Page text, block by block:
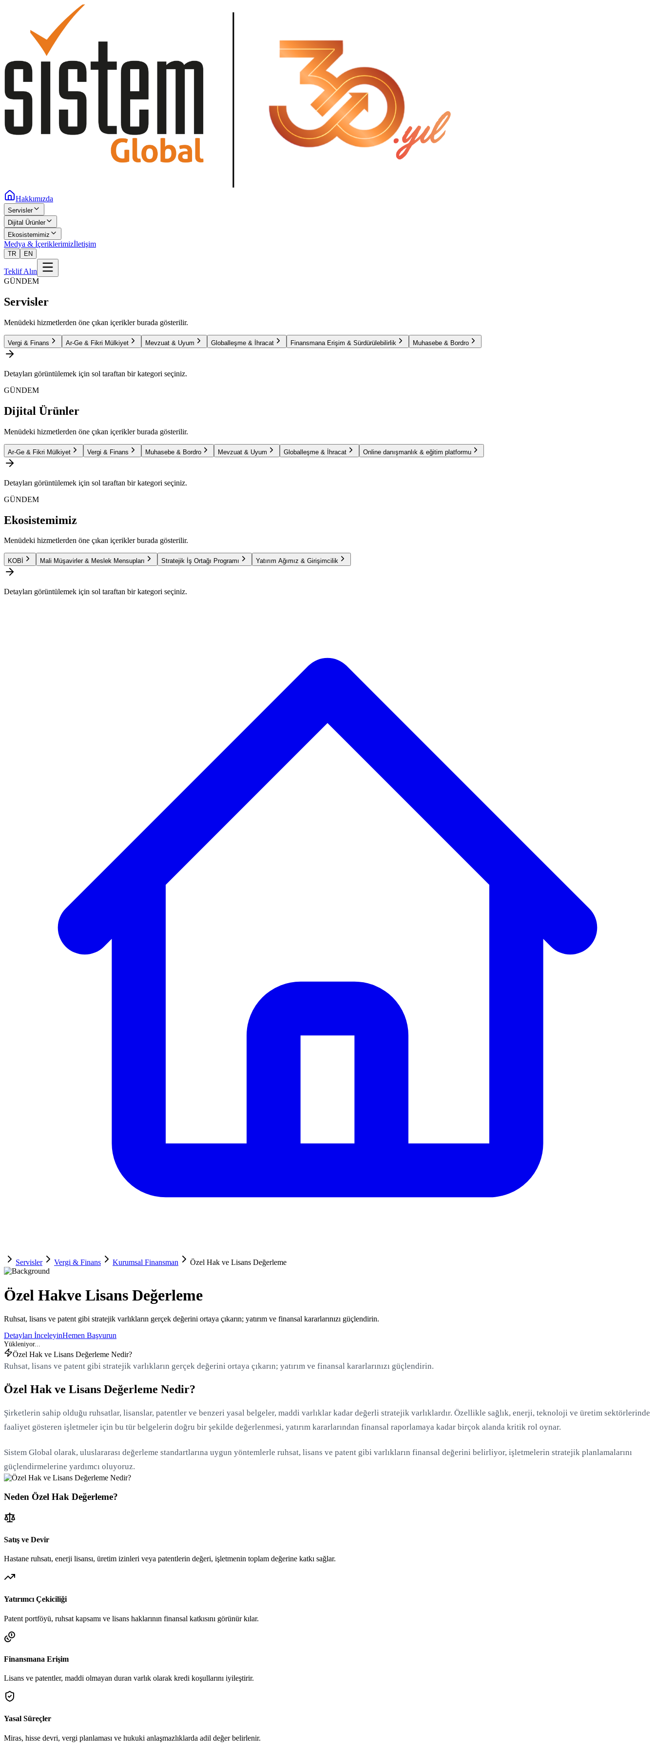
Hakkımızda
Servisler
Dijital Ürünler
Ekosistemimiz
Medya & İçeriklerimizİletişim
TR EN
Teklif Alın
GÜNDEM
Servisler
Menüdeki hizmetlerden öne çıkan içerikler burada gösterilir.
Vergi & Finans Ar-Ge & Fikri Mülkiyet Mevzuat & Uyum Globalleşme & İhracat Finansmana Erişim & Sürdürülebilirlik Muhasebe & Bordro
Detayları görüntülemek için sol taraftan bir kategori seçiniz.
GÜNDEM
Dijital Ürünler
Menüdeki hizmetlerden öne çıkan içerikler burada gösterilir.
Ar-Ge & Fikri Mülkiyet Vergi & Finans Muhasebe & Bordro Mevzuat & Uyum Globalleşme & İhracat Online danışmanlık & eğitim platformu
Detayları görüntülemek için sol taraftan bir kategori seçiniz.
GÜNDEM
Ekosistemimiz
Menüdeki hizmetlerden öne çıkan içerikler burada gösterilir.
KOBİ Mali Müşavirler & Meslek Mensupları Stratejik İş Ortağı Programı Yatırım Ağımız & Girişimcilik
Detayları görüntülemek için sol taraftan bir kategori seçiniz.
Servisler Vergi & Finans Kurumsal Finansman Özel Hak ve Lisans Değerleme
Özel Hakve Lisans Değerleme
Ruhsat, lisans ve patent gibi stratejik varlıkların gerçek değerini ortaya çıkarın; yatırım ve finansal kararlarınızı güçlendirin.
Detayları İnceleyinHemen Başvurun
Özel Hak ve Lisans Değerleme Nedir?
Ruhsat, lisans ve patent gibi stratejik varlıkların gerçek değerini ortaya çıkarın; yatırım ve finansal kararlarınızı güçlendirin.
Özel Hak ve Lisans Değerleme Nedir?
Şirketlerin sahip olduğu ruhsatlar, lisanslar, patentler ve benzeri yasal belgeler, maddi varlıklar kadar değerli stratejik varlıklardır. Özellikle sağlık, enerji, teknoloji ve üretim sektörlerinde
faaliyet gösteren işletmeler için bu tür belgelerin doğru bir şekilde değerlenmesi, yatırım kararlarından finansal raporlamaya kadar birçok alanda kritik rol oynar.
Sistem Global olarak, uluslararası değerleme standartlarına uygun yöntemlerle ruhsat, lisans ve patent gibi varlıkların finansal değerini belirliyor, işletmelerin stratejik planlamalarını
güçlendirmelerine yardımcı oluyoruz.
Neden Özel Hak Değerleme?
Satış ve Devir
Hastane ruhsatı, enerji lisansı, üretim izinleri veya patentlerin değeri, işletmenin toplam değerine katkı sağlar.
Yatırımcı Çekiciliği
Patent portföyü, ruhsat kapsamı ve lisans haklarının finansal katkısını görünür kılar.
Finansmana Erişim
Lisans ve patentler, maddi olmayan duran varlık olarak kredi koşullarını iyileştirir.
Yasal Süreçler
Miras, hisse devri, vergi planlaması ve hukuki anlaşmazlıklarda adil değer belirlenir.